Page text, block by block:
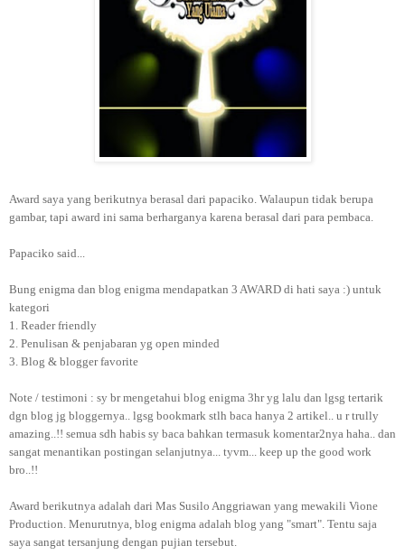
Award saya yang berikutnya berasal dari papaciko. Walaupun tidak berupa
gambar, tapi award ini sama berharganya karena berasal dari para pembaca.
Papaciko said...
Bung enigma dan blog enigma mendapatkan 3 AWARD di hati saya :) untuk
kategori
1. Reader friendly
2. Penulisan & penjabaran yg open minded
3. Blog & blogger favorite
Note / testimoni : sy br mengetahui blog enigma 3hr yg lalu dan lgsg tertarik
dgn blog jg bloggernya.. lgsg bookmark stlh baca hanya 2 artikel.. u r trully
amazing..!! semua sdh habis sy baca bahkan termasuk komentar2nya haha.. dan
sangat menantikan postingan selanjutnya... tyvm... keep up the good work
bro..!!
Award berikutnya adalah dari Mas Susilo Anggriawan yang mewakili Vione
Production. Menurutnya, blog enigma adalah blog yang "smart". Tentu saja
saya sangat tersanjung dengan pujian tersebut.